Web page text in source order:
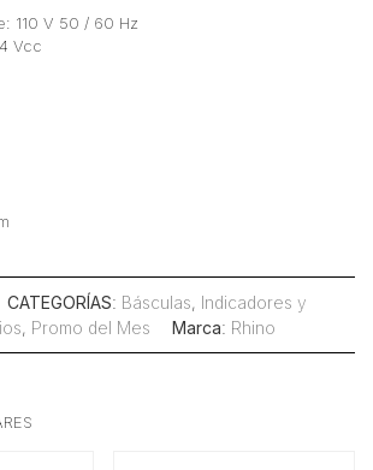
110 V 50 / 60 Hz
Vcc
CATEGORÍAS: Básculas, Indicadores y
, Promo del Mes Marca: Rhino